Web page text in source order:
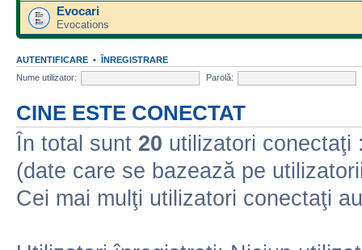
Evocari
Evocations
AUTENTIFICARE • ÎNREGISTRARE
Nume utilizator:
Parolă:
CINE ESTE CONECTAT
În total sunt 20 utilizatori conectaţi
(date care se bazează pe
Cei mai mulţi utilizatori conectaţi